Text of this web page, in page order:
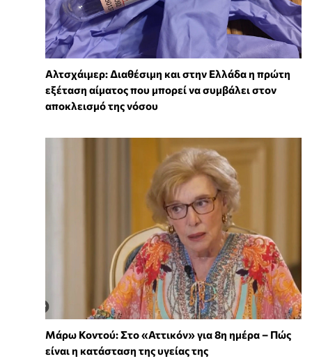
Αλτσχάιμερ: Διαθέσιμη και στην Ελλάδα η πρώτη
εξέταση αίματος που μπορεί να συμβάλει στον
αποκλεισμό της νόσου
Μάρω Κοντού: Στο «Αττικόν» για 8η ημέρα – Πώς
είναι η κατάσταση της υγείας της